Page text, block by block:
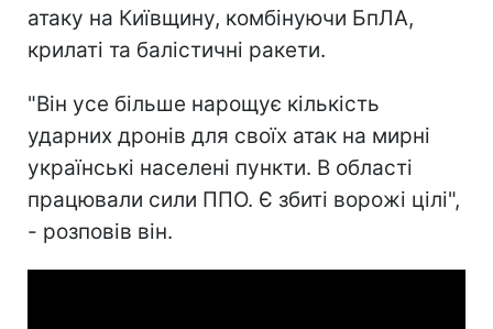
атаку на Київщину, комбінуючи БпЛА,
крилаті та балістичні ракети.
"Він усе більше нарощує кількість
ударних дронів для своїх атак на мирні
українські населені пункти. В області
працювали сили ППО. Є збиті ворожі цілі",
- розповів він.